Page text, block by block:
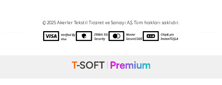
© 2025 Akerler Tekstil Ticaret ve Sanayi A.Ş. Tüm hakları saklıdır.